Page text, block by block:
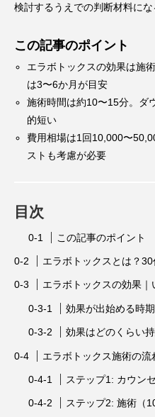
検討するうえでの判断材料にな
この記事のポイント
エラボトックスの効果は施
は3〜6か月が目安
施術時間は約10〜15分。ダ
的短い
費用相場は1回10,000〜
ストも考慮が必要
目次
この記事のポイント
エラボトックスとは？
エラボトックスの効果
効果が出始める時期
効果はどのくらい
エラボトックス施術の流
ステップ1: カウン
ステップ2: 施術（